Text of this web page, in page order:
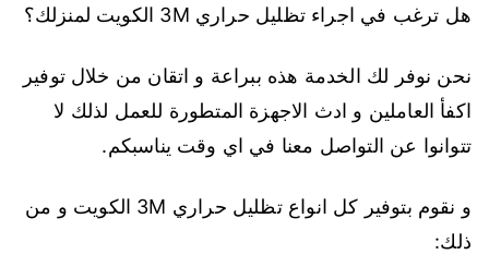
هل ترغب في اجراء تظليل حراري 3M الكويت لمنزلك؟
نحن نوفر لك الخدمة هذه ببراعة و اتقان من خلال توفير
اكفأ العاملين و ادث الاجهزة المتطورة للعمل لذلك لا
تتوانوا عن التواصل معنا في اي وقت يناسبكم.
و نقوم بتوفير كل انواع تظليل حراري 3M الكويت و من
ذلك: